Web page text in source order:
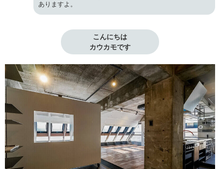
ありますよ。
こんにちは
カウカモです